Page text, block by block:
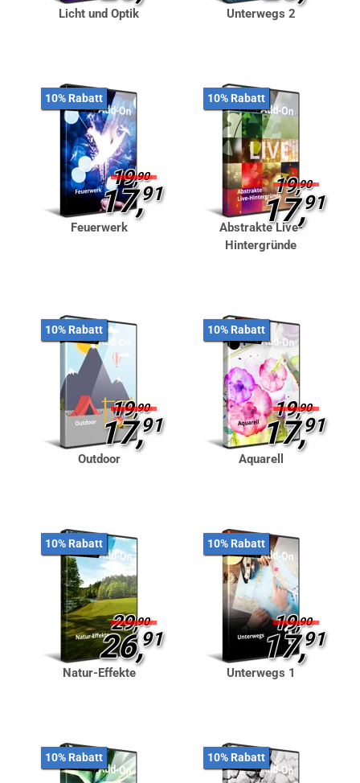
Licht und Optik Unterwegs 2
Feuerwerk
10% Rabatt
17,91
19,90
Abstrakte Live-
Hintergründe
10% Rabatt
17,91
19,90
Outdoor
10% Rabatt
17,91
19,90
Aquarell
10% Rabatt
17,91
19,90
Natur-Effekte
10% Rabatt
26,91
29,90
Unterwegs 1
10% Rabatt
17,91
19,90
10% Rabatt 10% Rabatt